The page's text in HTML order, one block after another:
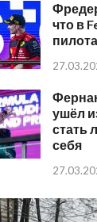
что в
ушёл
стать
себя